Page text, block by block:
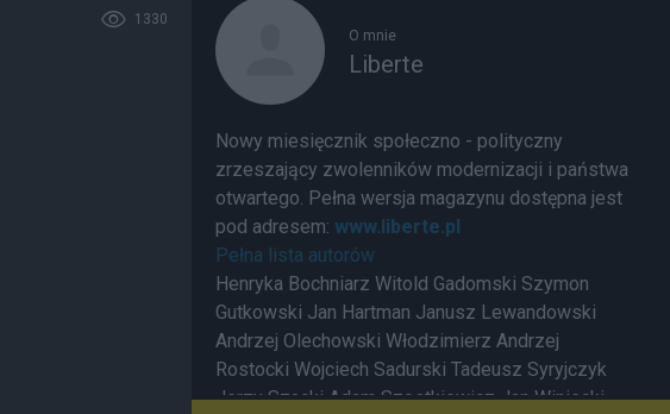
1330
O mnie
Liberte
Nowy miesięcznik społeczno - polityczny
zrzeszający zwolenników modernizacji i państwa
otwartego. Pełna wersja magazynu dostępna jest
pod adresem: www.liberte.pl
Pełna lista autorów
Henryka Bochniarz Witold Gadomski Szymon
Gutkowski Jan Hartman Janusz Lewandowski
Andrzej Olechowski Włodzimierz Andrzej
Rostocki Wojciech Sadurski Tadeusz Syryjczyk
Jerzy Szacki Adam Szostkiewicz Jan Winiecki